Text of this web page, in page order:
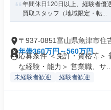
年間休日120日以上、経験者優
買取スタッフ（地域限定・転...
〒937-0851富山県魚津市住
年俸360万円～560万円
応募条件 ＜免許・資格等＞
な経験・能力＞ 営業職、サ...
未経験者歓迎 経験者歓迎